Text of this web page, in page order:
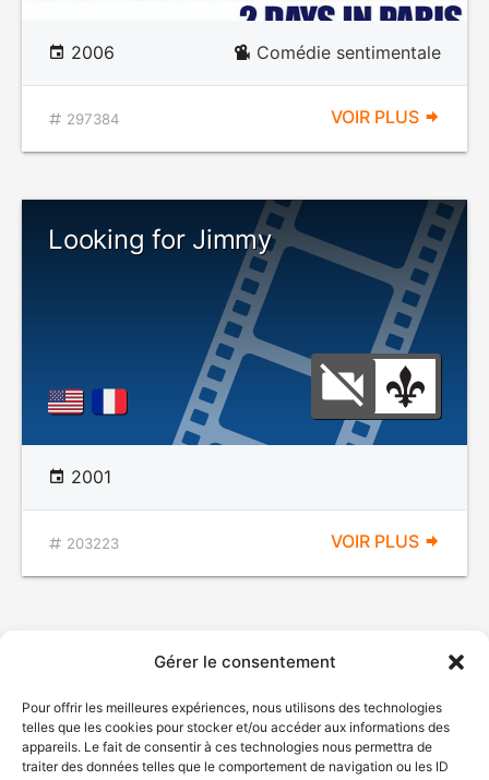
Gérer le consentement
Pour offrir les meilleures expériences, nous utilisons des technologies
telles que les cookies pour stocker et/ou accéder aux informations des
appareils. Le fait de consentir à ces technologies nous permettra de
traiter des données telles que le comportement de navigation ou les ID
2006 Comédie sentimentale
297384 VOIR PLUS
Looking for Jimmy
2001
203223 VOIR PLUS